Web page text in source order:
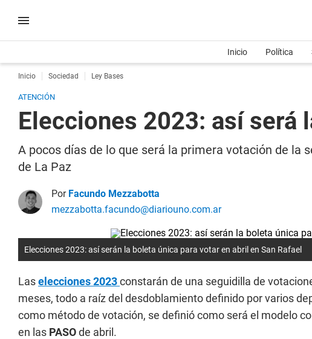
Inicio Política
Inicio Sociedad Ley Bases
ATENCIÓN
Elecciones 2023: así será
A pocos días de lo que será la primera votación de la
de La Paz
Por Facundo Mezzabotta
mezzabotta.facundo@diariouno.com.ar
Elecciones 2023: así serán la boleta única para votar en abril en San Rafael
Laselecciones 2023constarán de una seguidilla de
meses, todo a raíz del desdoblamiento definido por varios
como método de votación, se definió como será el modelo
en las PASOde abril.